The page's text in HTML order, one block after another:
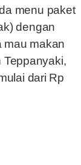
menu paket
dengan
mau makan
dari Rp